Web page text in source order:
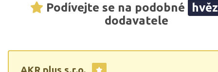
Podívejte se na podobné
dodavatele
AKR plus s.r.o.